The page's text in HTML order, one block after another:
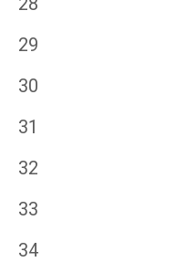
29
30
31
32
33
34